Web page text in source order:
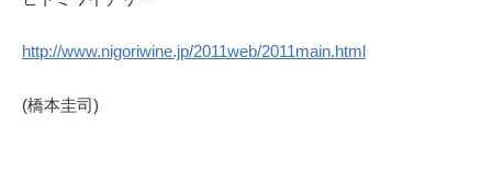
http://www.nigoriwine.jp/2011web/2011main.html
(橋本圭司)